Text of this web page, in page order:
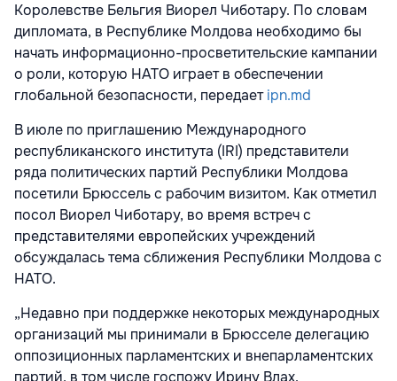
Королевстве Бельгия Виорел Чиботару. По словам
дипломата, в Республике Молдова необходимо бы
начать информационно-просветительские кампании
о роли, которую НАТО играет в обеспечении
глобальной безопасности, передаетipn.md
В июле по приглашению Международного
республиканского института (IRI) представители
ряда политических партий Республики Молдова
посетили Брюссель с рабочим визитом. Как отметил
посол Виорел Чиботару, во время встреч с
представителями европейских учреждений
обсуждалась тема сближения Республики Молдова с
НАТО.
„Недавно при поддержке некоторых международных
организаций мы принимали в Брюсселе делегацию
оппозиционных парламентских и внепарламентских
партий, в том числе госпожу Ирину Влах.